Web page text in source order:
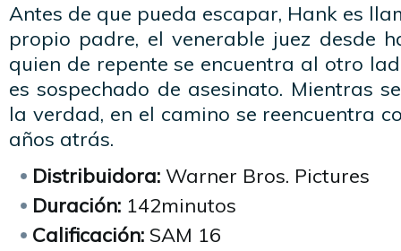
Antes de que pueda escapar, Hank es
propio padre, el venerable juez desde
quien de repente se encuentra al otro
es sospechado de asesinato. Mientras
la verdad, en el camino se reencuentra
años atrás.
Distribuidora: Warner Bros. Pictures
Duración: 142minutos
Calificación: SAM 16